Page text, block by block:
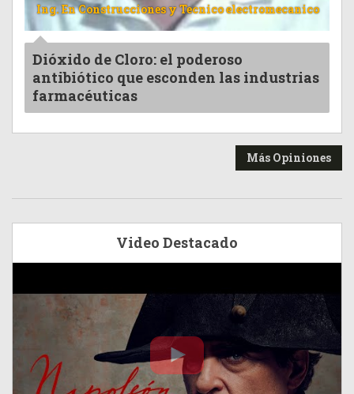
Ing. En Construcciones y Tecnico electromecanico
Dióxido de Cloro: el poderoso
antibiótico que esconden las industrias
farmacéuticas
Más Opiniones
Video Destacado